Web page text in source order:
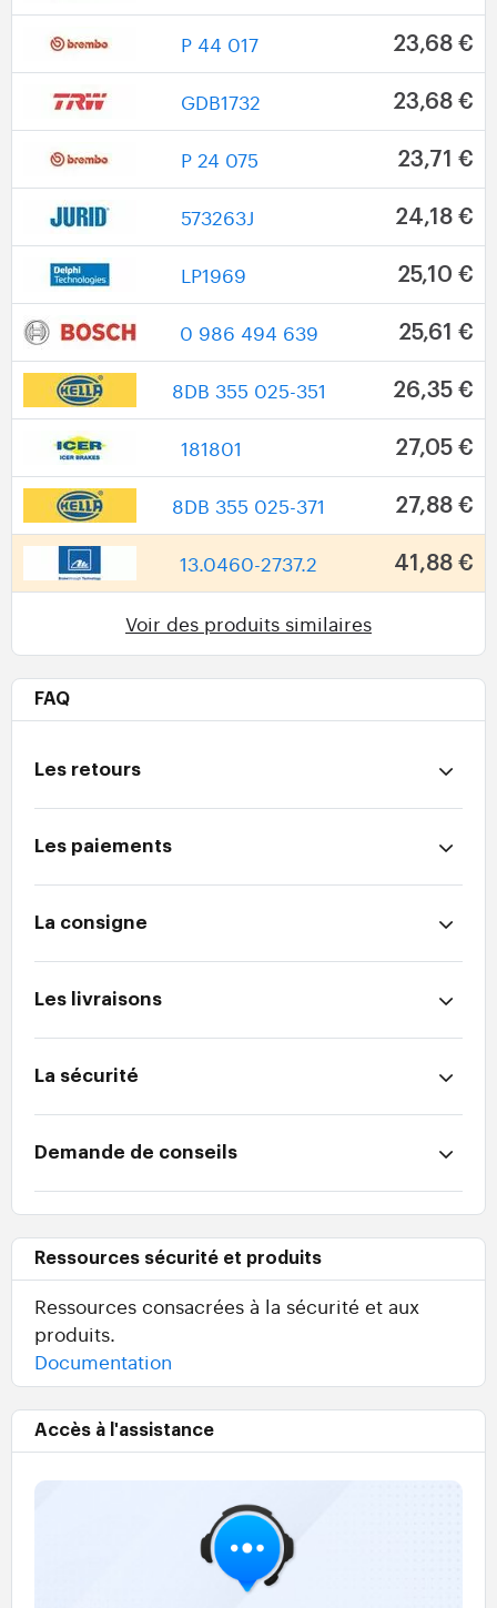
P 44 017 23,68 €
GDB1732 23,68 €
P 24 075 23,71 €
573263J 24,18 €
LP1969 25,10 €
0 986 494 639 25,61 €
8DB 355 025-351 26,35 €
181801 27,05 €
8DB 355 025-371 27,88 €
13.0460-2737.2 41,88 €
Voir des produits similaires
FAQ
Les retours
Les paiements
La consigne
Les livraisons
La sécurité
Demande de conseils
Ressources sécurité et produits
Ressources consacrées à la sécurité et aux
produits.
Documentation
Accès à l'assistance